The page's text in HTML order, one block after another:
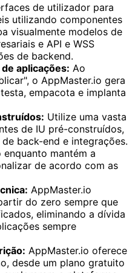
de utilizador para
utilizando componentes
visualmente modelos de
e API e WSS
de backend.
aplicações: Ao
o AppMaster.io gera
empacota e implanta
Utilize uma vasta
de IU pré-construídos,
back-end e integrações.
mantém a
de acordo com as
AppMaster.io
do zero sempre que
eliminando a dívida
sempre
AppMaster.io oferece
desde um plano gratuito